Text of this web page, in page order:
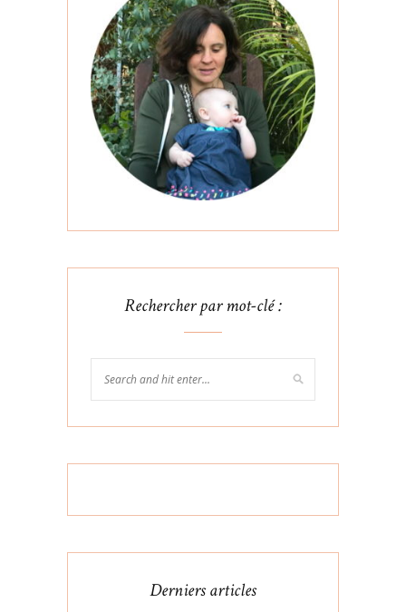
Rechercher par mot-clé :
Derniers articles